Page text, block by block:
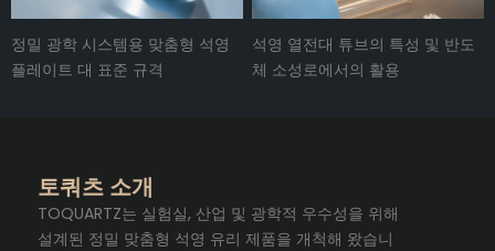
정밀 광학 시스템용 맞춤형 석영
플레이트 대 표준 규격
석영 열전대 튜브의 특성 및 반도
체 소성로에서의 활용
토쿼츠 소개
TOQUARTZ는 실험실, 산업 및 광학적 우수성을 위해
설계된 정밀 맞춤형 석영 유리 제품을 개척해 왔습니